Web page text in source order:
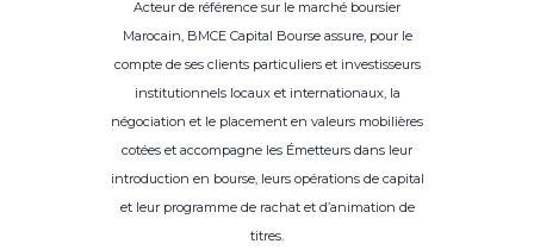
Acteur de référence sur le marché boursier
Marocain, BMCE Capital Bourse assure, pour le
compte de ses clients particuliers et investisseurs
institutionnels locaux et internationaux, la
négociation et le placement en valeurs mobilières
cotées et accompagne les Émetteurs dans leur
introduction en bourse, leurs opérations de capital
et leur programme de rachat et d’animation de
titres.